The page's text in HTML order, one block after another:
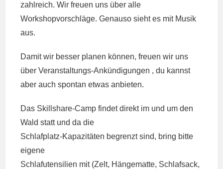
zahlreich. Wir freuen uns über alle
Workshopvorschläge. Genauso sieht es mit Musik
aus.
Damit wir besser planen können, freuen wir uns
über Veranstaltungs-Ankündigungen , du kannst
aber auch spontan etwas anbieten.
Das Skillshare-Camp findet direkt im und um den
Wald statt und da die
Schlafplatz-Kapazitäten begrenzt sind, bring bitte
eigene
Schlafutensilien mit (Zelt, Hängematte, Schlafsack,